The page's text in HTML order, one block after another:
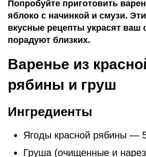
Попробуйте приготовить
яблоко с начинкой и смузи.
вкусные рецепты украсят ваш
порадуют близких.
Варенье из
рябины и груш
Ингредиенты
Ягоды красной рябины —
Груша (очищенные и